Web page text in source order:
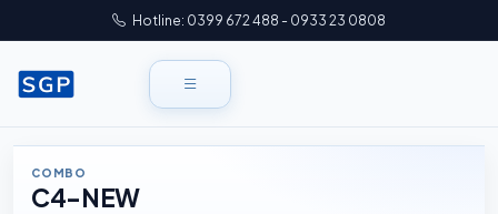
Hotline: 0399 672 488 - 0933 23 0808
COMBO
C4-NEW